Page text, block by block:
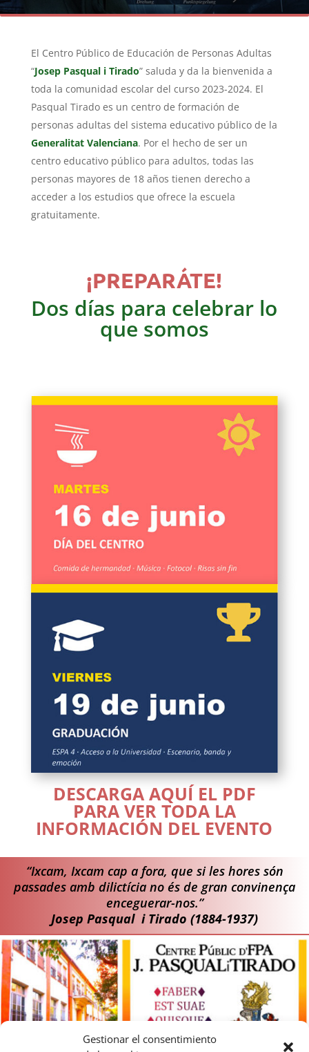
Gestionar el consentimiento
El Centro Público de Educación de Personas Adultas
“Josep Pasqual i Tirado” saluda y da la bienvenida a
toda la comunidad escolar del curso 2023-2024. El
Pasqual Tirado es un centro de formación de
personas adultas del sistema educativo público de la
Generalitat Valenciana. Por el hecho de ser un
centro educativo público para adultos, todas las
personas mayores de 18 años tienen derecho a
acceder a los estudios que ofrece la escuela
gratuitamente.
¡PREPARÁTE!
Dos días para celebrar lo
que somos
DESCARGA AQUÍ EL PDF
PARA VER TODA LA
INFORMACIÓN DEL EVENTO
“Ixcam, Ixcam cap a fora, que si les hores són
passades amb dilictícia no és de gran convinença
enceguerar-nos.”
Josep Pasqual i Tirado (1884-1937)